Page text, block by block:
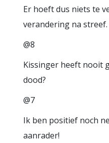
Er hoeft dus niets te
verandering na streef.
@8
Kissinger heeft nooit
dood?
@7
Ik ben positief noch
aanrader!